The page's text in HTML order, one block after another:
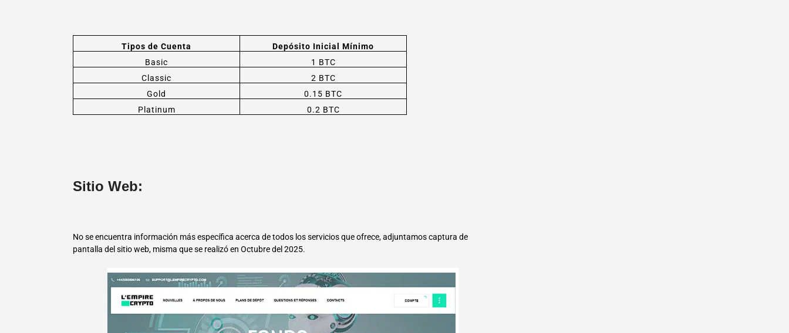
Tipos de Cuenta
Depósito Inicial Mínimo
Basic
1 BTC
Classic
2 BTC
Gold
0.15 BTC
Platinum
0.2 BTC
Sitio Web:
No se encuentra información más específica acerca de todos los servicios que ofrece, adjuntamos captura de
pantalla del sitio web, misma que se realizó en Octubre del 2025.